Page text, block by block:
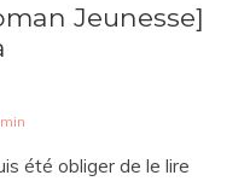
Jeunesse]
été obliger de le lire